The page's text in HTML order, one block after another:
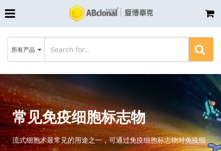
常见免疫细胞标志物
流式细胞术最常见的用途之一，可通过免疫细胞标志物对免疫细
所有产品